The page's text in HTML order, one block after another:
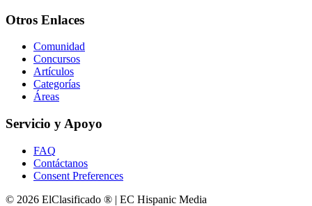
Otros Enlaces
Comunidad
Concursos
Artículos
Categorías
Áreas
Servicio y Apoyo
FAQ
Contáctanos
Consent Preferences
© 2026 ElClasificado ® | EC Hispanic Media